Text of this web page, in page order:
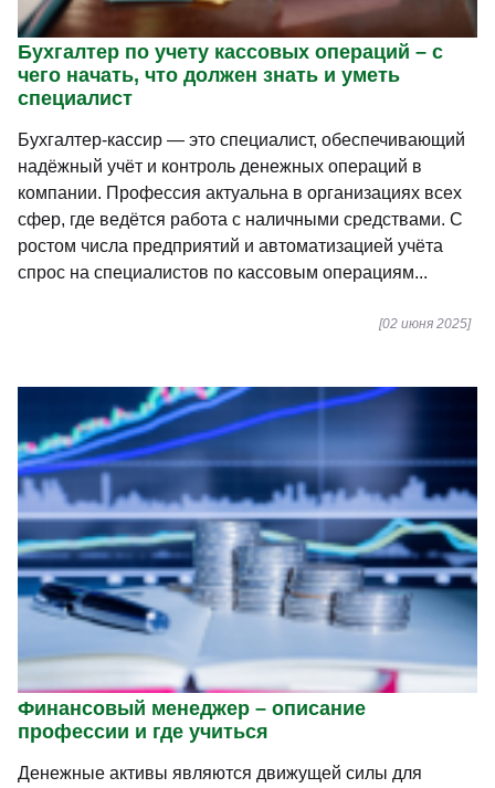
Бухгалтер по учету кассовых операций – с
чего начать, что должен знать и уметь
специалист
Бухгалтер-кассир — это специалист, обеспечивающий
надёжный учёт и контроль денежных операций в
компании. Профессия актуальна в организациях всех
сфер, где ведётся работа с наличными средствами. С
ростом числа предприятий и автоматизацией учёта
спрос на специалистов по кассовым операциям...
[02 июня 2025]
Финансовый менеджер – описание
профессии и где учиться
Денежные активы являются движущей силы для